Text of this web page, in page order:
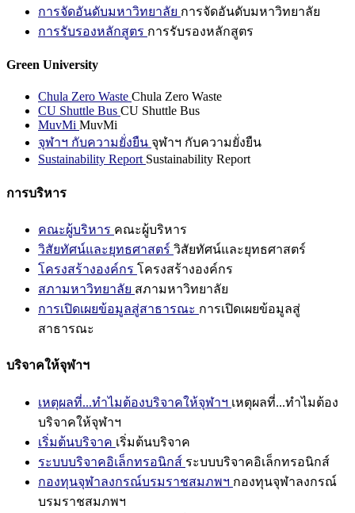
การจัดอันดับมหาวิทยาลัย การจัดอันดับมหาวิทยาลัย
การรับรองหลักสูตร การรับรองหลักสูตร
Green University
Chula Zero Waste Chula Zero Waste
CU Shuttle Bus CU Shuttle Bus
MuvMi MuvMi
จุฬาฯ กับความยั่งยืน จุฬาฯ กับความยั่งยืน
Sustainability Report Sustainability Report
การบริหาร
คณะผู้บริหาร คณะผู้บริหาร
วิสัยทัศน์และยุทธศาสตร์ วิสัยทัศน์และยุทธศาสตร์
โครงสร้างองค์กร โครงสร้างองค์กร
สภามหาวิทยาลัย สภามหาวิทยาลัย
การเปิดเผยข้อมูลสู่สาธารณะ การเปิดเผยข้อมูลสู่
สาธารณะ
บริจาคให้จุฬาฯ
เหตุผลที่...ทำไมต้องบริจาคให้จุฬาฯ เหตุผลที่...ทำไมต้อง
บริจาคให้จุฬาฯ
เริ่มต้นบริจาค เริ่มต้นบริจาค
ระบบบริจาคอิเล็กทรอนิกส์ ระบบบริจาคอิเล็กทรอนิกส์
กองทุนจุฬาลงกรณ์บรมราชสมภพฯ กองทุนจุฬาลงกรณ์
บรมราชสมภพฯ